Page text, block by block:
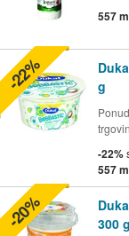
557 m
g
-22%
557 m
-22%
300 g
-20%